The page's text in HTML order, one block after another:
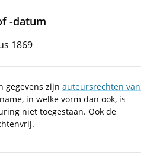
-datum
1869
gegevens zijn auteursrechten van
in welke vorm dan ook, is
niet toegestaan. Ook de